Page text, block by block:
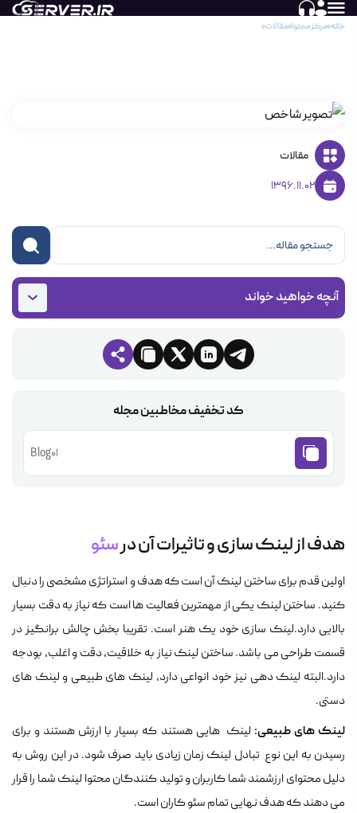
خانه مرکز محتوا مقالات
مقالات
1396.11.02
آنچه خواهید خواند
کد تخفیف مخاطبین مجله
Blog01
هدف از لینک سازی و تاثیرات آن درسئو
اولین قدم برای ساختن لینک آن است که هدف و استراتژی مشخصی را دنبال
کنید. ساختن لینک یکی از مهمترین فعالیت ها است که نیاز به دقت بسیار
بالایی دارد.لینک سازی خود یک هنر است. تقریبا بخش چالش برانگیز در
قسمت طراحی می باشد. ساختن لینک نیاز به خلاقیت، دقت و اغلب، بودجه
دارد.البته لینک دهی نیز خود انواعی دارد، لینک های طبیعی و لینک های
دستی.
لینک های طبیعی: لینک هایی هستند که بسیار با ارزش هستند و برای
رسیدن به این نوع تبادل لینک زمان زیادی باید صرف شود. در این روش به
دلیل محتوای ارزشمند شما کاربران و تولید کنندگان محتوا لینک شما را قرار
می دهند که هدف نهایی تمام سئو کاران است.